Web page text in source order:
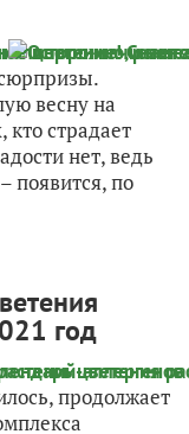
весну на
кто страдает
нет, ведь
появится, по
год
продолжает